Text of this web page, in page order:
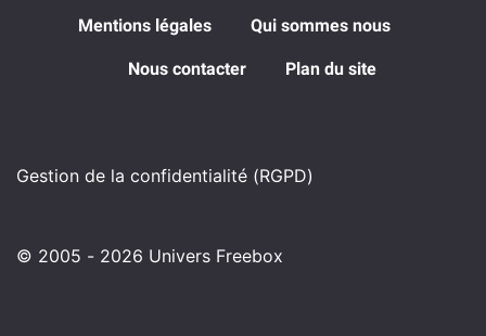
Mentions légales Qui sommes nous
Nous contacter Plan du site
Gestion de la confidentialité (RGPD)
© 2005 - 2026 Univers Freebox